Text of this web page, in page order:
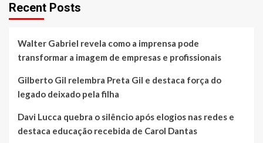
Recent Posts
Walter Gabriel revela como a imprensa pode
transformar a imagem de empresas e profissionais
Gilberto Gil relembra Preta Gil e destaca força do
legado deixado pela filha
Davi Lucca quebra o silêncio após elogios nas redes e
destaca educação recebida de Carol Dantas